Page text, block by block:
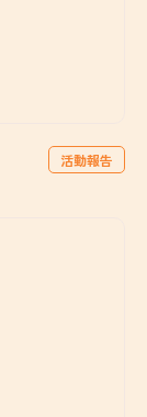
活動報告